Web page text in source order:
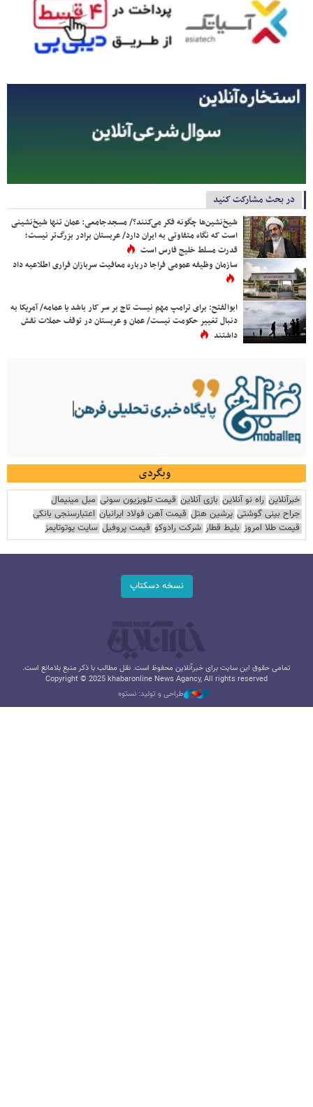
در بحث مشارکت کنید
شیخ‌نشین‌ها چگونه فکر می‌کنند؟/ مسجدجامعی: عمان تنها شیخ‌نشینی
است که نگاه متفاوتی به ایران دارد/ عربستان برادر بزرگ‌تر نیست؛
قدرت مسلط خلیج فارس است
سازمان وظیفه عمومی فراجا درباره معافیت سربازان فراری اطلاعیه داد
ابوالفتح: برای ترامپ مهم نیست تاج بر سر کار باشد یا عمامه/ آمریکا به
دنبال تغییر حکومت نیست/ عمان و عربستان در توقف حملات نقش
داشتند
وبگردی
خبرآنلاین راه نو آنلاین بازی آنلاین قیمت تلویزیون سونی مبل مینیمال
جراح بینی گوشتی پرشین هتل قیمت آهن فولاد ایرانیان اعتبارسنجی بانکی
قیمت طلا امروز بلیط قطار شرکت رادوکو قیمت پروفیل سایت یوتوتایمز
نسخه دسکتاپ
تمامی حقوق این سایت برای خبرآنلاین محفوظ است. نقل مطالب با ذکر منبع بلامانع است.
Copyright © 2025 khabaronline News Agancy, All rights reserved
طراحی و تولید: نستوه